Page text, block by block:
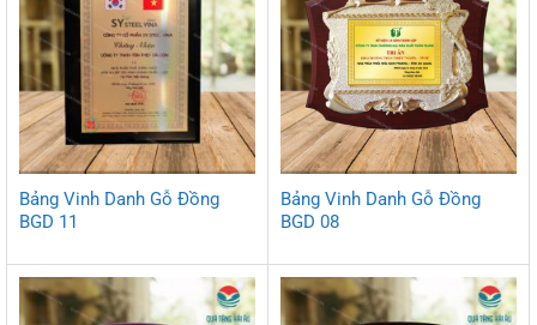
Bảng Vinh Danh Gỗ Đồng
BGD 11
Bảng Vinh Danh Gỗ Đồng
BGD 08